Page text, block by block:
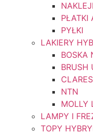
PŁATKI
PYŁKI
LAKIERY
BOSKA
BRUSH
NTN
MOLLY
LAMPY I
TOPY